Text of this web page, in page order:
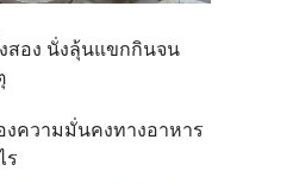
สอง นั่งลุ้นแขกกินจน
ความมั่นคงทางอาหาร
ร